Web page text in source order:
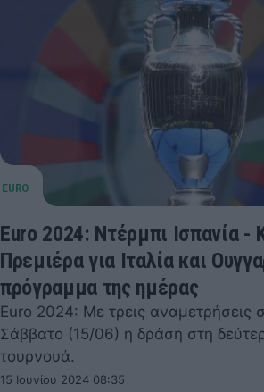
Euro 2024: Ντέρμπι Ισπανία -
Πρεμιέρα για Ιταλία και
πρόγραμμα της ημέρας
Euro 2024: Με τρεις αναμετρήσεις
Σάββατο (15/06) η δράση στη
τουρνουά.
15 Ιουνίου 2024 08:35